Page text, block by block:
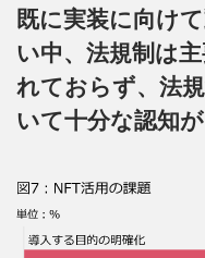
既に実装に向け
い中、法規制は
れておらず、法
いて十分な認知